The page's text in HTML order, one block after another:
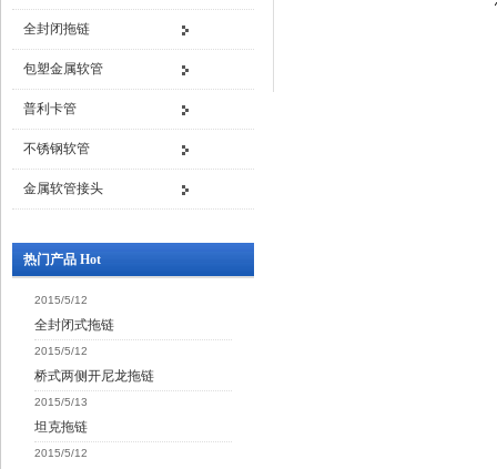
全封闭拖链
包塑金属软管
普利卡管
不锈钢软管
金属软管接头
热门产品 Hot
2015/5/12
全封闭式拖链
2015/5/12
桥式两侧开尼龙拖链
2015/5/13
坦克拖链
2015/5/12